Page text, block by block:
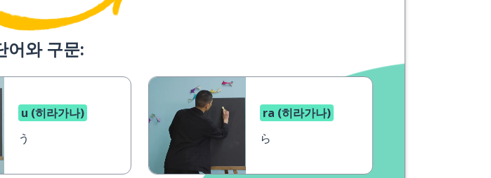
어와 구문:
u (히라가나)
う
ra (히라가나)
ら